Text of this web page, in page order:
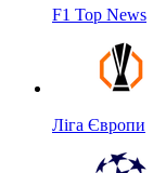
F1 Top News
Ліга Європи